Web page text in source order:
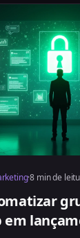
·8 min de
em